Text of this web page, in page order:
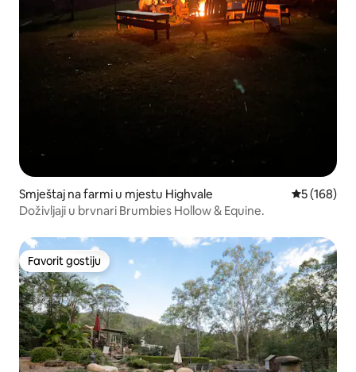
Smještaj na farmi u mjestu Highvale Prosječna
5 (168)
Doživljaji u brvnari Brumbies Hollow & Equine.
Favorit gostiju
Favorit gostiju